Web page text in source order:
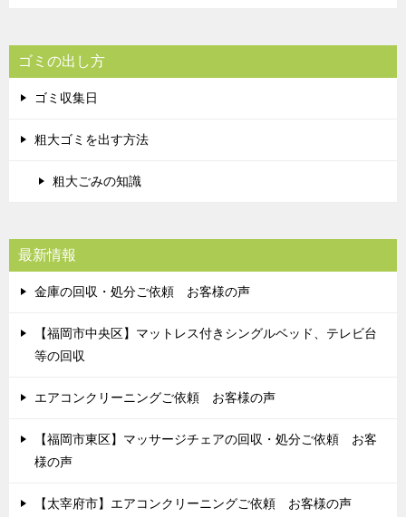
ゴミの出し方
ゴミ収集日
粗大ゴミを出す方法
粗大ごみの知識
最新情報
金庫の回収・処分ご依頼 お客様の声
【福岡市中央区】マットレス付きシングルベッド、テレビ台
等の回収
エアコンクリーニングご依頼 お客様の声
【福岡市東区】マッサージチェアの回収・処分ご依頼 お客
様の声
【太宰府市】エアコンクリーニングご依頼 お客様の声